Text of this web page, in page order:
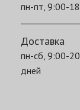
пн-пт, 9:00-
Доставка
пн-сб, 9:00-
дней